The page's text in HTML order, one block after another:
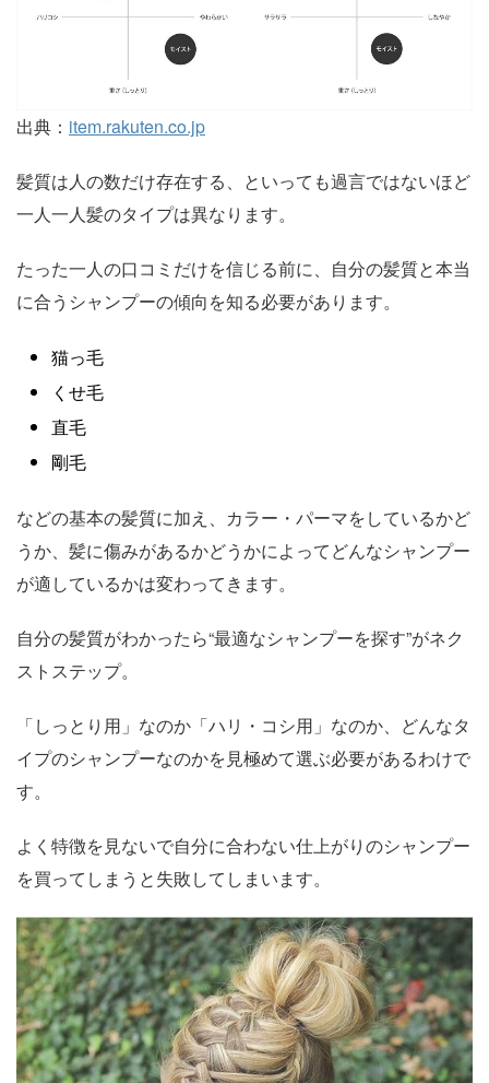
出典： item.rakuten.co.jp
髪質は人の数だけ存在する、といっても過言ではないほど
一人一人髪のタイプは異なります。
たった一人の口コミだけを信じる前に、自分の髪質と本当
に合うシャンプーの傾向を知る必要があります。
猫っ毛
くせ毛
直毛
剛毛
などの基本の髪質に加え、カラー・パーマをしているかど
うか、髪に傷みがあるかどうかによってどんなシャンプー
が適しているかは変わってきます。
自分の髪質がわかったら“最適なシャンプーを探す”がネク
ストステップ。
「しっとり用」なのか「ハリ・コシ用」なのか、どんなタ
イプのシャンプーなのかを見極めて選ぶ必要があるわけで
す。
よく特徴を見ないで自分に合わない仕上がりのシャンプー
を買ってしまうと失敗してしまいます。